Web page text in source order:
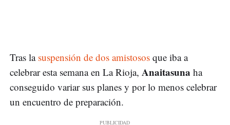
Tras la suspensión de dos amistosos que iba a
celebrar esta semana en La Rioja, Anaitasuna ha
conseguido variar sus planes y por lo menos celebrar
un encuentro de preparación.